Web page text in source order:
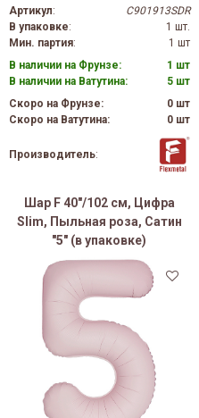
Артикул:
C901913SDR
В упаковке:
1 шт.
Мин. партия:
1 шт
В наличии на Фрунзе:
1 шт
В наличии на Ватутина:
5 шт
Скоро на Фрунзе:
0 шт
Скоро на Ватутина:
0 шт
Производитель:
Шар F 40"/102 см, Цифра
Slim, Пыльная роза, Сатин
"5" (в упаковке)